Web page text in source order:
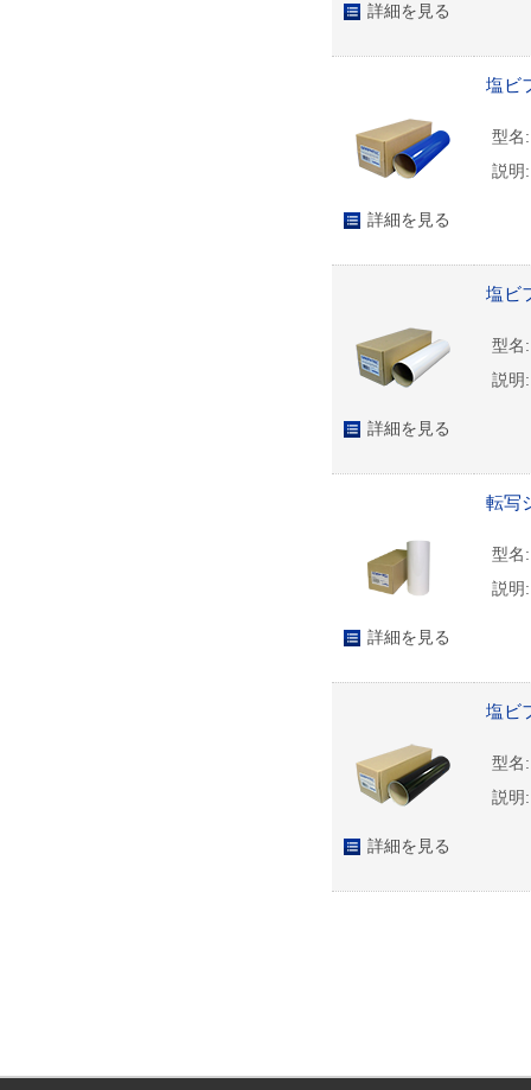
詳細を見る
詳細を見る
塩ビ
型名:
説明:
詳細を見る
塩ビ
型名:
説明:
詳細を見る
転写
型名:
説明:
詳細を見る
塩ビ
型名:
説明: